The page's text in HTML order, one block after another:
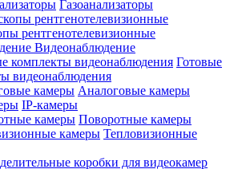
Газоанализаторы
рентгенотелевизионные
Видеонаблюдение
Готовые
видеонаблюдения
Аналоговые камеры
IP-камеры
Поворотные камеры
Тепловизионные